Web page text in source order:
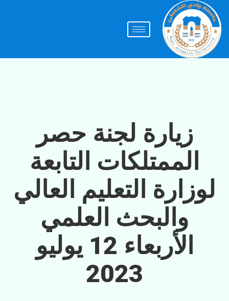
زيارة لجنة حصر
الممتلكات التابعة
لوزارة التعليم العالي
والبحث العلمي
الأربعاء 12 يوليو
2023